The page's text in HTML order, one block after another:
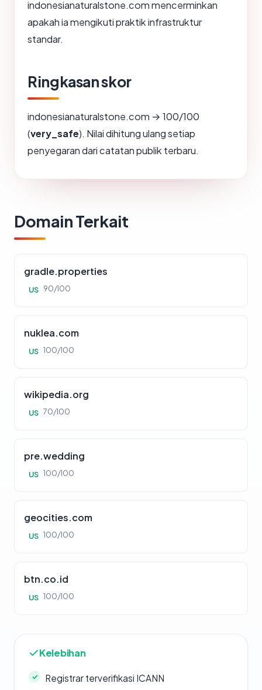
indonesianaturalstone.com mencerminkan
apakah ia mengikuti praktik infrastruktur
standar.
Ringkasan skor
indonesianaturalstone.com → 100/100
(very_safe). Nilai dihitung ulang setiap
penyegaran dari catatan publik terbaru.
Domain Terkait
gradle.properties
US 90/100
nuklea.com
US 100/100
wikipedia.org
US 70/100
pre.wedding
US 100/100
geocities.com
US 100/100
btn.co.id
US 100/100
Kelebihan
Registrar terverifikasi ICANN